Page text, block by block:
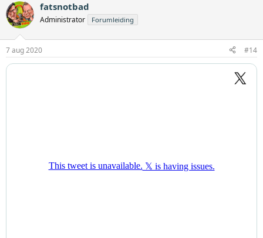
fatsnotbad
Administrator Forumleiding
7 aug 2020 #14